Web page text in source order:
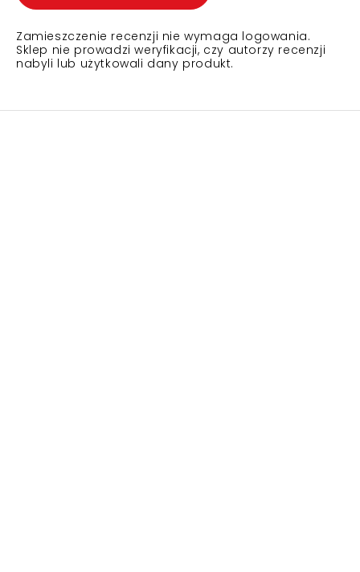
Zamieszczenie recenzji nie wymaga logowania.
Sklep nie prowadzi weryfikacji, czy autorzy recenzji
nabyli lub użytkowali dany produkt.